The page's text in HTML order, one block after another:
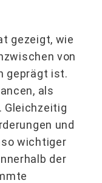
gezeigt, wie
von
geprägt ist.
als
Gleichzeitig
und
wichtiger
der